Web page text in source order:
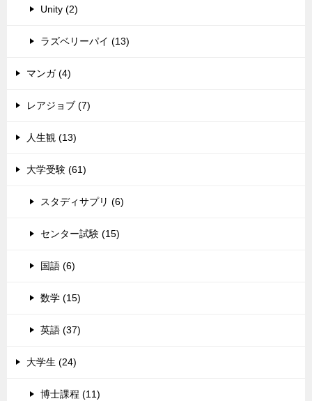
Unity (2)
ラズベリーパイ (13)
マンガ (4)
レアジョブ (7)
人生観 (13)
大学受験 (61)
スタディサプリ (6)
センター試験 (15)
国語 (6)
数学 (15)
英語 (37)
大学生 (24)
博士課程 (11)